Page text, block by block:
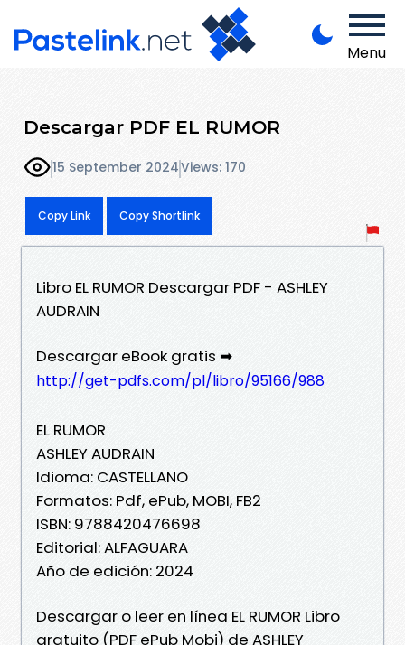
Menu
Descargar PDF EL RUMOR
15 September 2024Views: 170
Copy Link Copy Shortlink
Libro EL RUMOR Descargar PDF - ASHLEY
AUDRAIN
Descargar eBook gratis ➡
http://get-pdfs.com/pl/libro/95166/988
EL RUMOR
ASHLEY AUDRAIN
Idioma: CASTELLANO
Formatos: Pdf, ePub, MOBI, FB2
ISBN: 9788420476698
Editorial: ALFAGUARA
Año de edición: 2024
Descargar o leer en línea EL RUMOR Libro
gratuito (PDF ePub Mobi) de ASHLEY